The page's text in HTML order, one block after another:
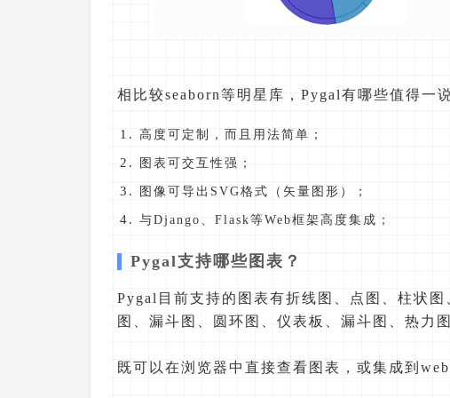
相比较seaborn等明星库，Pygal有哪些值得一
高度可定制，而且用法简单；
图表可交互性强；
图像可导出SVG格式（矢量图形）；
与Django、Flask等Web框架高度集成；
Pygal支持哪些图表？
Pygal目前支持的图表有折线图、点图、柱状
图、漏斗图、圆环图、仪表板、漏斗图、热力
既可以在浏览器中直接查看图表，或集成到